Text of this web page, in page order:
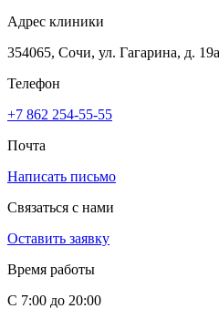
Адрес клиники
354065, Сочи, ул. Гагарина, д. 19а
Телефон
+7 862 254-55-55
Почта
Написать письмо
Связаться с нами
Оставить заявку
Время работы
С 7:00 до 20:00